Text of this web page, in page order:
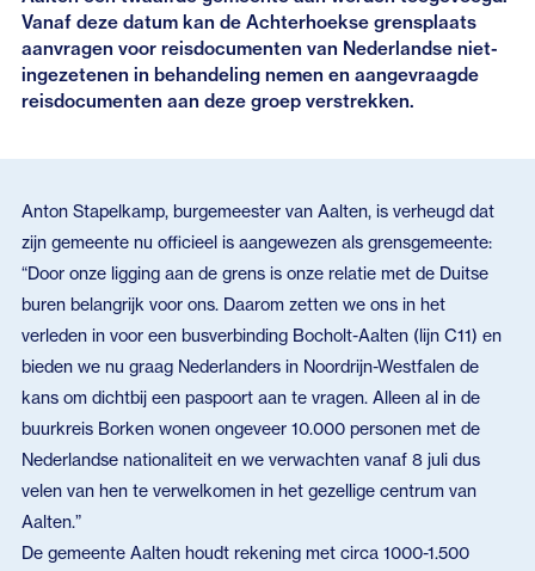
Vanaf deze datum kan de Achterhoekse grensplaats
aanvragen voor reisdocumenten van Nederlandse niet-
ingezetenen in behandeling nemen en aangevraagde
reisdocumenten aan deze groep verstrekken.
Anton Stapelkamp, burgemeester van Aalten, is verheugd dat
zijn gemeente nu officieel is aangewezen als grensgemeente:
“Door onze ligging aan de grens is onze relatie met de Duitse
buren belangrijk voor ons. Daarom zetten we ons in het
verleden in voor een busverbinding Bocholt-Aalten (lijn C11) en
bieden we nu graag Nederlanders in Noordrijn-Westfalen de
kans om dichtbij een paspoort aan te vragen. Alleen al in de
buurkreis Borken wonen ongeveer 10.000 personen met de
Nederlandse nationaliteit en we verwachten vanaf 8 juli dus
velen van hen te verwelkomen in het gezellige centrum van
Aalten.”
De gemeente Aalten houdt rekening met circa 1000-1.500